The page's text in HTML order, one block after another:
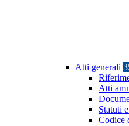
Atti generali
Atti
Statuti
Codice